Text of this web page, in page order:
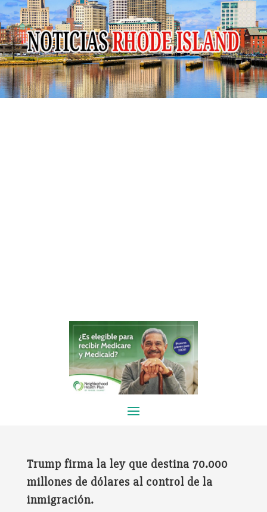
Trump firma la ley que destina 70.000
millones de dólares al control de la
inmigración.